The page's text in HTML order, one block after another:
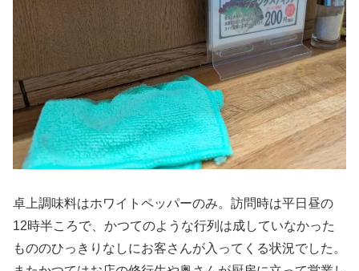
卓上調味料はホワイトペッパーのみ。訪問時は平日昼の
12時半ころで、かつてのような行列は成していなかった
もののひっきりなしにお客さんが入ってくる状況でした。